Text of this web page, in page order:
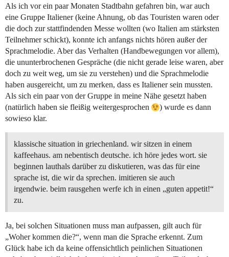
Als ich vor ein paar Monaten Stadtbahn gefahren bin, war auch
eine Gruppe Italiener (keine Ahnung, ob das Touristen waren oder
die doch zur stattfindenden Messe wollten (wo Italien am stärksten
Teilnehmer schickt), konnte ich anfangs nichts hören außer der
Sprachmelodie. Aber das Verhalten (Handbewegungen vor allem),
die ununterbrochenen Gespräche (die nicht gerade leise waren, aber
doch zu weit weg, um sie zu verstehen) und die Sprachmelodie
haben ausgereicht, um zu merken, dass es Italiener sein mussten.
Als sich ein paar von der Gruppe in meine Nähe gesetzt haben
(natürlich haben sie fleißig weitergesprochen
) wurde es dann
sowieso klar.
klassische situation in griechenland. wir sitzen in einem
kaffeehaus. am nebentisch deutsche. ich höre jedes wort. sie
beginnen lauthals darüber zu diskutieren, was das für eine
sprache ist, die wir da sprechen. imitieren sie auch
irgendwie. beim rausgehen werfe ich in einen „guten appetit!“
zu.
Ja, bei solchen Situationen muss man aufpassen, gilt auch für
„Woher kommen die?“, wenn man die Sprache erkennt. Zum
Glück habe ich da keine offensichtlich peinlichen Situationen